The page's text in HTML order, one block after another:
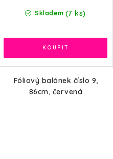
Skladem (7 ks)
Fóliový balónek číslo 9,
86cm, červená